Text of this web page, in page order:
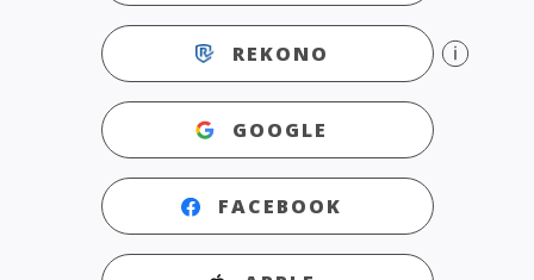
REKONO
GOOGLE
FACEBOOK